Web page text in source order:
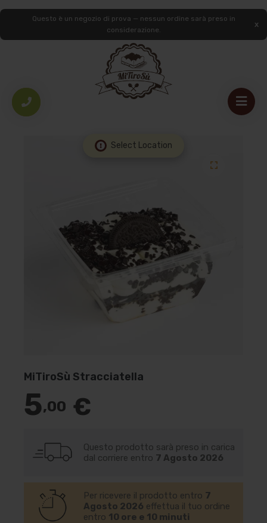
Questo è un negozio di prova — nessun ordine sarà preso in
considerazione.
Select Location
HOME
STRACCIATELLA
MiTiroSù Stracciatella
5,00 €
Questo prodotto sarà preso in carica
dal corriere entro 7 Agosto 2026
Per ricevere il prodotto entro 7
Agosto 2026 effettua il tuo ordine
entro 10 ore e 10 minuti